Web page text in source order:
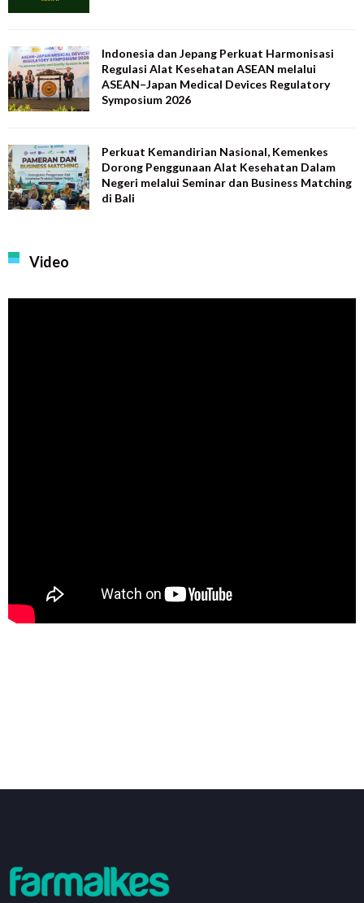
Indonesia dan Jepang Perkuat Harmonisasi
Regulasi Alat Kesehatan ASEAN melalui
ASEAN–Japan Medical Devices Regulatory
Symposium 2026
Perkuat Kemandirian Nasional, Kemenkes
Dorong Penggunaan Alat Kesehatan Dalam
Negeri melalui Seminar dan Business Matching
di Bali
Video